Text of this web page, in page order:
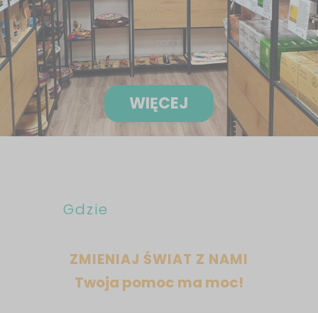
WIĘCEJ
Gdzie
ZMIENIAJ ŚWIAT Z NAMI
Twoja pomoc ma moc!